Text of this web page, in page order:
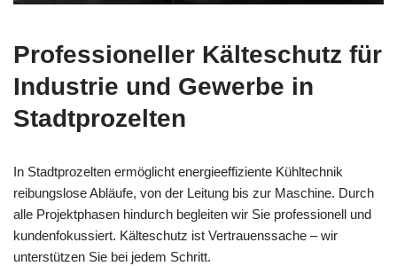
Professioneller Kälteschutz für
Industrie und Gewerbe in
Stadtprozelten
In Stadtprozelten ermöglicht energieeffiziente Kühltechnik
reibungslose Abläufe, von der Leitung bis zur Maschine. Durch
alle Projektphasen hindurch begleiten wir Sie professionell und
kundenfokussiert. Kälteschutz ist Vertrauenssache – wir
unterstützen Sie bei jedem Schritt.